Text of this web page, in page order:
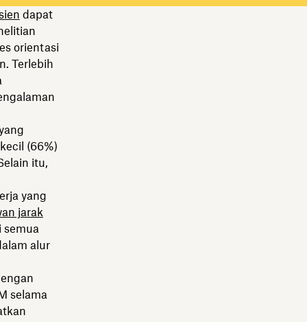
dapat
orientasi
Terlebih
(66%)
itu,
yang
jarak
semua
alur
selama